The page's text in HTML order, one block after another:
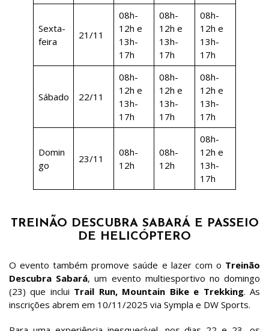
Sexta-
feira
21/11
08h-
12h e
13h-
17h
08h-
12h e
13h-
17h
08h-
12h e
13h-
17h
Sábado 22/11
08h-
12h e
13h-
17h
08h-
12h e
13h-
17h
08h-
12h e
13h-
17h
Domin
go
23/11
08h-
12h
08h-
12h
08h-
12h e
13h-
17h
TREINÃO DESCUBRA SABARÁ E PASSEIO
DE HELICÓPTERO
O evento também promove saúde e lazer com o Treinão
Descubra Sabará, um evento multiesportivo no domingo
(23) que inclui Trail Run, Mountain Bike e Trekking. As
inscrições abrem em 10/11/2025 via Sympla e DW Sports.